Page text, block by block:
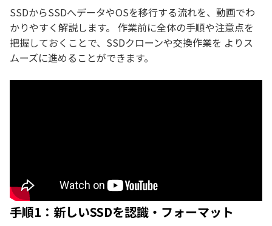
SSDからSSDへデータやOSを移行する流れを、動画でわ
かりやすく解説します。 作業前に全体の手順や注意点を
把握しておくことで、SSDクローンや交換作業を よりス
ムーズに進めることができます。
手順1：新しいSSDを認識・フォーマット